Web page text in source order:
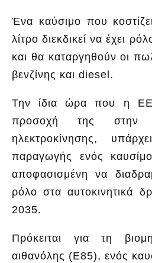
Ένα καύσιμο που
λίτρο διεκδικεί να έχει
και θα καταργηθούν οι
βενζίνης και diesel.
Την ίδια ώρα που η ΕΕ
προσοχή της στην
ηλεκτροκίνησης,
παραγωγής ενός
αποφασισμένη να
ρόλο στα αυτοκινητικά
2035.
Πρόκειται για τη
αιθανόλης (Ε85), ενός